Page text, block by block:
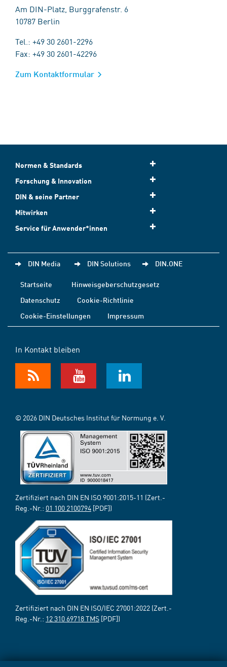
Am DIN-Platz, Burggrafenstr. 6
10787 Berlin
Tel.: +49 30 2601-2296
Fax: +49 30 2601-42296
Zum Kontaktformular
Normen & Standards
Forschung & Innovation
DIN & seine Partner
Mitwirken
Service für Anwender*innen
DIN Media DIN Solutions DIN.ONE
Startseite
Hinweisgeberschutzgesetz
Datenschutz
Cookie-Richtlinie
Cookie-Einstellungen
Impressum
In Kontakt bleiben
© 2026 DIN Deutsches Institut für Normung e. V.
Zertifiziert nach DIN EN ISO 9001:2015-11 (Zert.-
Reg.-Nr.: 01 100 2100794 [PDF])
Zertifiziert nach DIN EN ISO/IEC 27001:2022 (Zert.-
Reg.-Nr.: 12 310 69718 TMS [PDF])